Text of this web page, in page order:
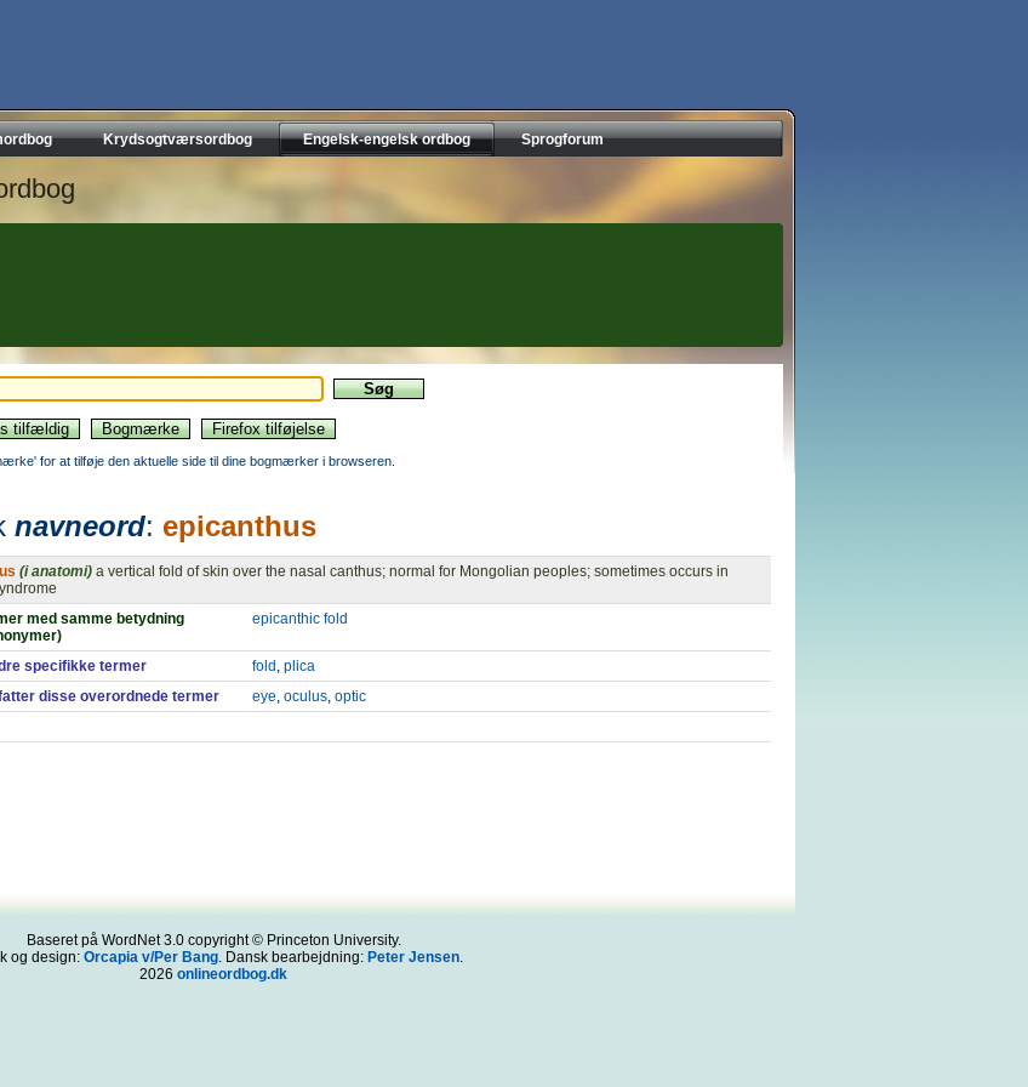
Krydsogtværsordbog Engelsk-engelsk ordbog Sprogforum
for at tilføje den aktuelle side til dine bogmærker i browseren.
navneord: epicanthus
(i anatomi) a vertical fold of skin over the nasal canthus; normal for Mongolian peoples; sometimes occurs in
med samme betydning
epicanthic fold
specifikke termer fold , plica
disse overordnede termer
eye, oculus, optic
Baseret på WordNet 3.0 copyright © Princeton University.
og design: Orcapia v/Per Bang. Dansk bearbejdning: Peter Jensen.
2026 onlineordbog.dk